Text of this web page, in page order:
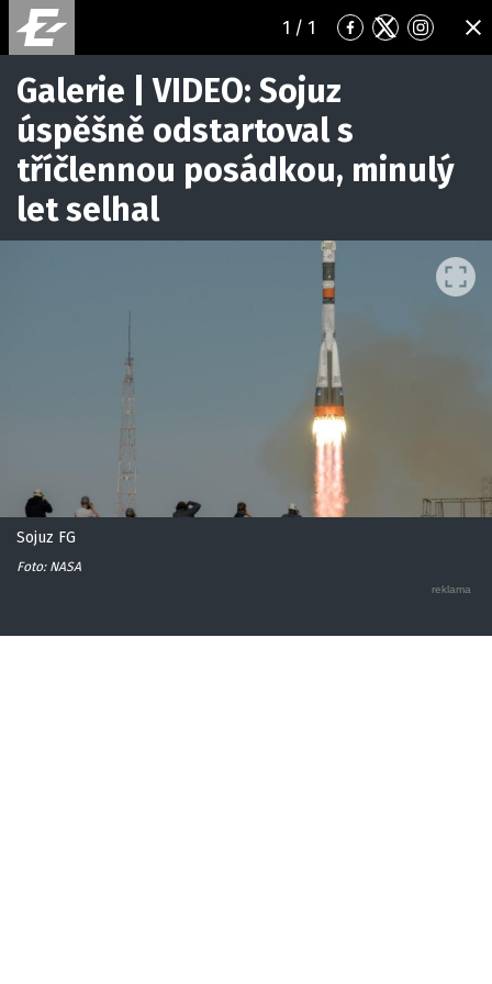
1 / 1
Přejít
na
Přejít
na
Přejít
na
Galerie | VIDEO: Sojuz
úspěšně odstartoval s
tříčlennou posádkou, minulý
let selhal
Sojuz FG
Foto: NASA